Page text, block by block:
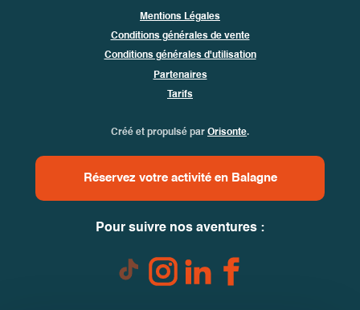
Mentions Légales
Conditions générales de vente
Conditions générales d'utilisation
Partenaires
Tarifs
Créé et propulsé par Orisonte.
Réservez votre activité en Balagne
Pour suivre nos aventures :